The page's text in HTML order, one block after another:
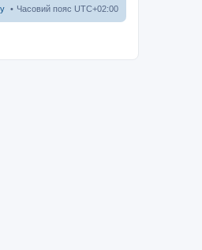
Часовий пояс UTC+02:00